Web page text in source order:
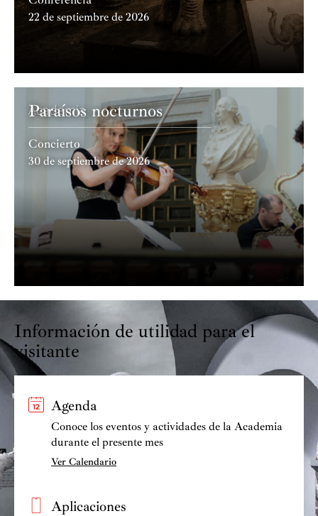
22 de septiembre de 2026
Academia
Paraísos nocturnos
Concierto
30 de septiembre de 2026
Información de utilidad para el
visitante
Agenda
Conoce los eventos y actividades de la Academia
durante el presente mes
Ver Calendario
Aplicaciones